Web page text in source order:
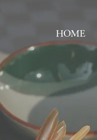
HOME